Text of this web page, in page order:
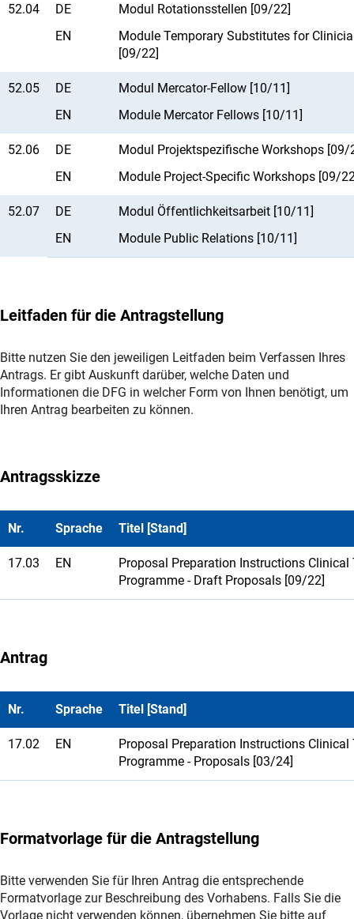
52.04 DE
Modul Rotationsstellen [09/22]
EN
Module Temporary Substitutes for
[09/22]
52.05 DE
Modul Mercator-Fellow [10/11]
EN
Module Mercator Fellows [10/11]
52.06 DE
Modul Projektspezifische Workshops [09/
EN
Module Project-Specific Workshops [09/
52.07 DE
Modul Öffentlichkeitsarbeit [10/11]
EN
Module Public Relations [10/11]
Leitfaden für die Antragstellung
Bitte nutzen Sie den jeweiligen Leitfaden beim Verfassen Ihres
Antrags. Er gibt Auskunft darüber, welche Daten und
Informationen die DFG in welcher Form von Ihnen benötigt, um
Ihren Antrag bearbeiten zu können.
Antragsskizze
Nr. Sprache Titel [Stand]
17.03 EN
Proposal Preparation Instructions Clinical
Programme - Draft Proposals [09/22]
Antrag
Nr. Sprache Titel [Stand]
17.02 EN
Proposal Preparation Instructions Clinical
Programme - Proposals [03/24]
Formatvorlage für die Antragstellung
Bitte verwenden Sie für Ihren Antrag die entsprechende
Formatvorlage zur Beschreibung des Vorhabens. Falls Sie die
Vorlage nicht verwenden können, übernehmen Sie bitte auf